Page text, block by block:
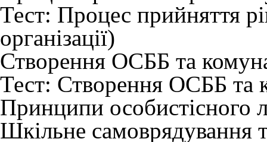
Тест: Процес прийняття
організації)
Створення ОСББ та
Тест: Створення ОСББ та
Принципи особистісного
Шкільне самоврядування